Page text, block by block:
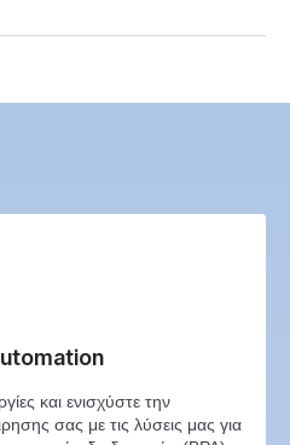
και ενισχύστε την
σας με τις λύσεις μας για